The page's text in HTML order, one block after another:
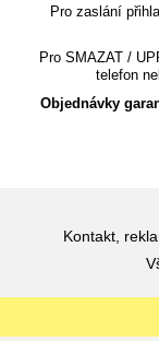
Pro zaslání
Pro SMAZAT /
telefon
Objednávky
Kontakt,